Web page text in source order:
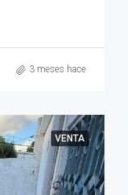
3 meses hace
VENTA